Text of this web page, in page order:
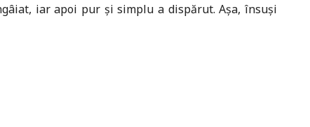
iar apoi pur și simplu a dispărut. Așa, însuși